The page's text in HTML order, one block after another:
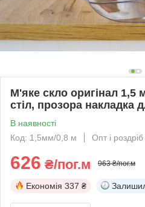
М'яке скло оригінал 1,5
стіл, прозора накладка
В наявності
Код: 1,5мм/0,8 м
Опт і роздріб
626 ₴/пог.м 963 ₴/пог.м
Економія 337 ₴